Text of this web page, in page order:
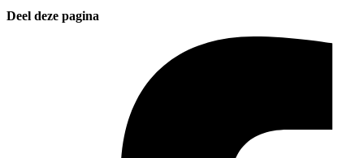
Deel deze pagina